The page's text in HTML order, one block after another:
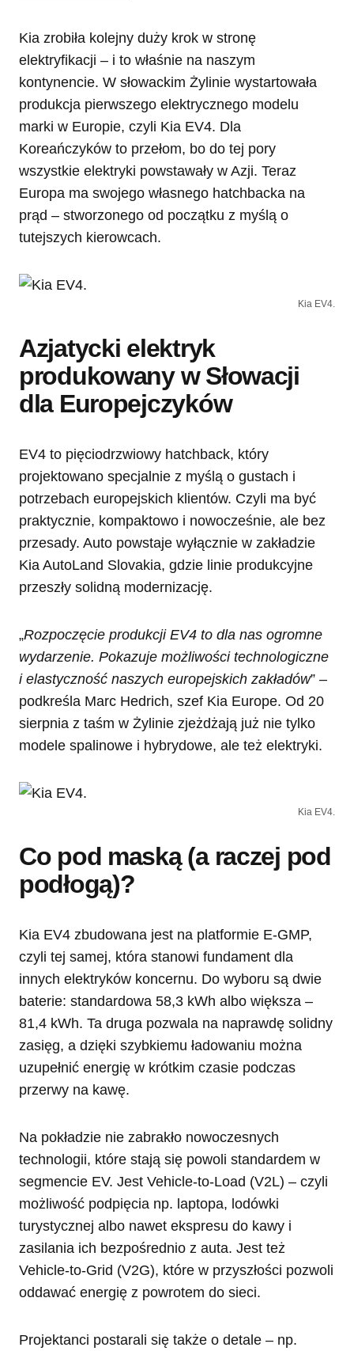
Kia zrobiła kolejny duży krok w stronę
elektryfikacji – i to właśnie na naszym
kontynencie. W słowackim Żylinie wystartowała
produkcja pierwszego elektrycznego modelu
marki w Europie, czyli Kia EV4. Dla
Koreańczyków to przełom, bo do tej pory
wszystkie elektryki powstawały w Azji. Teraz
Europa ma swojego własnego hatchbacka na
prąd – stworzonego od początku z myślą o
tutejszych kierowcach.
Kia EV4.
Azjatycki elektryk
produkowany w Słowacji
dla Europejczyków
EV4 to pięciodrzwiowy hatchback, który
projektowano specjalnie z myślą o gustach i
potrzebach europejskich klientów. Czyli ma być
praktycznie, kompaktowo i nowocześnie, ale bez
przesady. Auto powstaje wyłącznie w zakładzie
Kia AutoLand Slovakia, gdzie linie produkcyjne
przeszły solidną modernizację.
„Rozpoczęcie produkcji EV4 to dla nas ogromne
wydarzenie. Pokazuje możliwości technologiczne
i elastyczność naszych europejskich zakładów” –
podkreśla Marc Hedrich, szef Kia Europe. Od 20
sierpnia z taśm w Żylinie zjeżdżają już nie tylko
modele spalinowe i hybrydowe, ale też elektryki.
Kia EV4.
Co pod maską (a raczej pod
podłogą)?
Kia EV4 zbudowana jest na platformie E-GMP,
czyli tej samej, która stanowi fundament dla
innych elektryków koncernu. Do wyboru są dwie
baterie: standardowa 58,3 kWh albo większa –
81,4 kWh. Ta druga pozwala na naprawdę solidny
zasięg, a dzięki szybkiemu ładowaniu można
uzupełnić energię w krótkim czasie podczas
przerwy na kawę.
Na pokładzie nie zabrakło nowoczesnych
technologii, które stają się powoli standardem w
segmencie EV. Jest Vehicle-to-Load (V2L) – czyli
możliwość podpięcia np. laptopa, lodówki
turystycznej albo nawet ekspresu do kawy i
zasilania ich bezpośrednio z auta. Jest też
Vehicle-to-Grid (V2G), które w przyszłości pozwoli
oddawać energię z powrotem do sieci.
Projektanci postarali się także o detale – np.